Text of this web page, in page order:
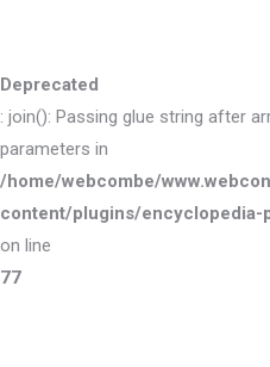
Deprecated
: join(): Passing glue string after
parameters in
/home/webcombe/
content/plugins/
on line
77